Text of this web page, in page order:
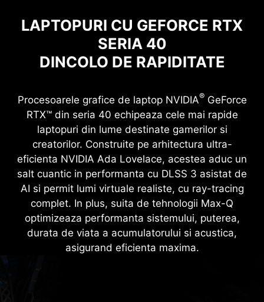
LAPTOPURI CU GEFORCE RTX
SERIA 40
DINCOLO DE RAPIDITATE
Procesoarele grafice de laptop NVIDIA®GeForce
RTX™ din seria 40 echipeaza cele mai rapide
laptopuri din lume destinate gamerilor si
creatorilor. Construite pe arhitectura ultra-
eficienta NVIDIA Ada Lovelace, acestea aduc un
salt cuantic in performanta cu DLSS 3 asistat de
AI si permit lumi virtuale realiste, cu ray-tracing
complet. In plus, suita de tehnologii Max-Q
optimizeaza performanta sistemului, puterea,
durata de viata a acumulatorului si acustica,
asigurand eficienta maxima.